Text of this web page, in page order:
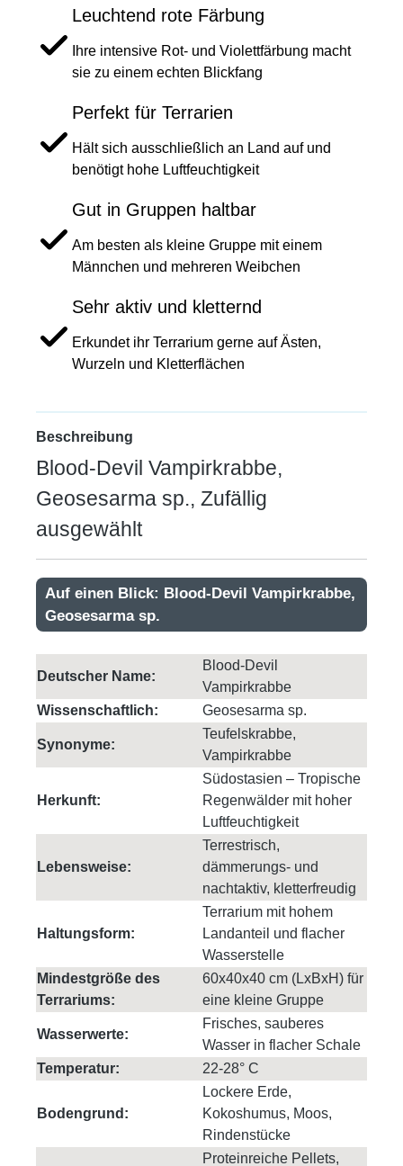
Leuchtend rote Färbung
Ihre intensive Rot- und Violettfärbung macht
sie zu einem echten Blickfang
Perfekt für Terrarien
Hält sich ausschließlich an Land auf und
benötigt hohe Luftfeuchtigkeit
Gut in Gruppen haltbar
Am besten als kleine Gruppe mit einem
Männchen und mehreren Weibchen
Sehr aktiv und kletternd
Erkundet ihr Terrarium gerne auf Ästen,
Wurzeln und Kletterflächen
Beschreibung
Blood-Devil Vampirkrabbe,
Geosesarma sp., Zufällig
ausgewählt
Auf einen Blick: Blood-Devil Vampirkrabbe,
Geosesarma sp.
Deutscher Name:
Blood-Devil
Vampirkrabbe
Wissenschaftlich:
Geosesarma sp.
Synonyme:
Teufelskrabbe,
Vampirkrabbe
Herkunft:
Südostasien – Tropische
Regenwälder mit hoher
Luftfeuchtigkeit
Lebensweise:
Terrestrisch,
dämmerungs- und
nachtaktiv, kletterfreudig
Haltungsform:
Terrarium mit hohem
Landanteil und flacher
Wasserstelle
Mindestgröße des
Terrariums:
60x40x40 cm (LxBxH) für
eine kleine Gruppe
Wasserwerte:
Frisches, sauberes
Wasser in flacher Schale
Temperatur:
22-28° C
Bodengrund:
Lockere Erde,
Kokoshumus, Moos,
Rindenstücke
Proteinreiche Pellets,